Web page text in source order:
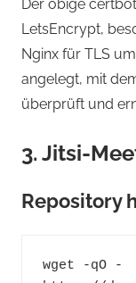
Der obige
LetsEncrypt,
Nginx für TLS
angelegt, mit
überprüft und
3. Jitsi-
Repository
wget -qO -